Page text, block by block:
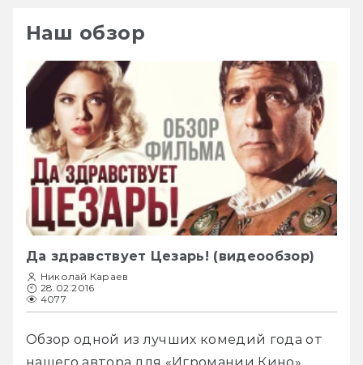
Наш обзор
Да здравствует Цезарь! (видеообзор)
Николай Караев
28.02.2016
4077
Обзор одной из лучших комедий года от